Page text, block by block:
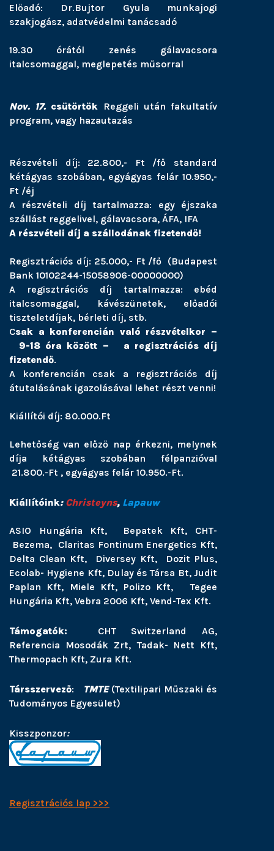
Előadó: Dr.Bujtor Gyula munkajogi
szakjogász, adatvédelmi tanácsadó
19.30 órától zenés gálavacsora
italcsomaggal, meglepetés műsorral
Nov. 17. csütörtök Reggeli után fakultatív
program, vagy hazautazás
Részvételi díj: 22.800,- Ft /fő standard
kétágyas szobában, egyágyas felár 10.950,-
Ft /éj
A részvételi díj tartalmazza: egy éjszaka
szállást reggelivel, gálavacsora, ÁFA, IFA
A részvételi díj a szállodának fizetendő!
Regisztrációs díj: 25.000,- Ft /fő (Budapest
Bank 10102244-15058906-00000000)
A regisztrációs díj tartalmazza: ebéd
italcsomaggal, kávészünetek, előadói
tiszteletdíjak, bérleti díj, stb.
Csak a konferencián való részvételkor –
9-18 óra között – a regisztrációs díj
fizetendő.
A konferencián csak a regisztrációs díj
átutalásának igazolásával lehet részt venni!
Kiállítói díj: 80.000.Ft
Lehetőség van előző nap érkezni, melynek
díja kétágyas szobában félpanzióval
21.800.-Ft , egyágyas felár 10.950.-Ft.
Kiállítóink: Christeyns, Lapauw
ASIO Hungária Kft, Bepatek Kft, CHT-
Bezema, Claritas Fontinum Energetics Kft,
Delta Clean Kft, Diversey Kft, Dozit Plus,
Ecolab- Hygiene Kft, Dulay és Társa Bt, Judit
Paplan Kft, Miele Kft, Polizo Kft, Tegee
Hungária Kft, Vebra 2006 Kft, Vend-Tex Kft.
Támogatók: CHT Switzerland AG,
Referencia Mosodák Zrt, Tadak- Nett Kft,
Thermopach Kft, Zura Kft.
Társszervező: TMTE(Textilipari Műszaki és
Tudományos Egyesület)
Kisszponzor:
Regisztrációs lap >>>